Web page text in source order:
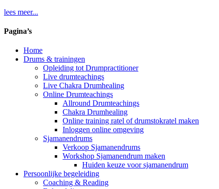
lees meer...
Pagina’s
Home
Drums & trainingen
Opleiding tot Drumpractitioner
Live drumteachings
Live Chakra Drumhealing
Online Drumteachings
Allround Drumteachings
Chakra Drumhealing
Online training ratel of drumstokratel maken
Inloggen online omgeving
Sjamanendrums
Verkoop Sjamanendrums
Workshop Sjamanendrum maken
Huiden keuze voor sjamanendrum
Persoonlijke begeleiding
Coaching & Reading